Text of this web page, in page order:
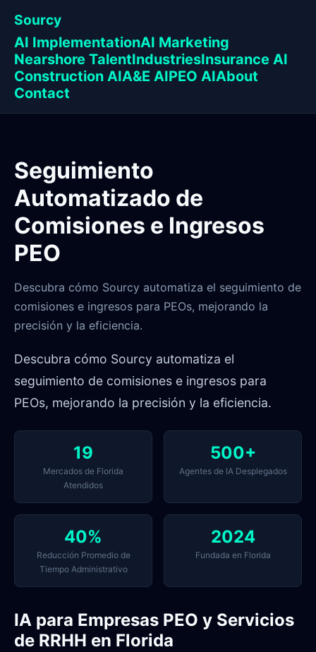
Sourcy
AI ImplementationAI Marketing
Nearshore TalentIndustriesInsurance AI
Construction AIA&E AIPEO AIAbout
Contact
Seguimiento
Automatizado de
Comisiones e Ingresos
PEO
Descubra cómo Sourcy automatiza el seguimiento de
comisiones e ingresos para PEOs, mejorando la
precisión y la eficiencia.
Descubra cómo Sourcy automatiza el
seguimiento de comisiones e ingresos para
PEOs, mejorando la precisión y la eficiencia.
19
Mercados de Florida
Atendidos
500+
Agentes de IA Desplegados
40%
Reducción Promedio de
Tiempo Administrativo
2024
Fundada en Florida
IA para Empresas PEO y Servicios
de RRHH en Florida